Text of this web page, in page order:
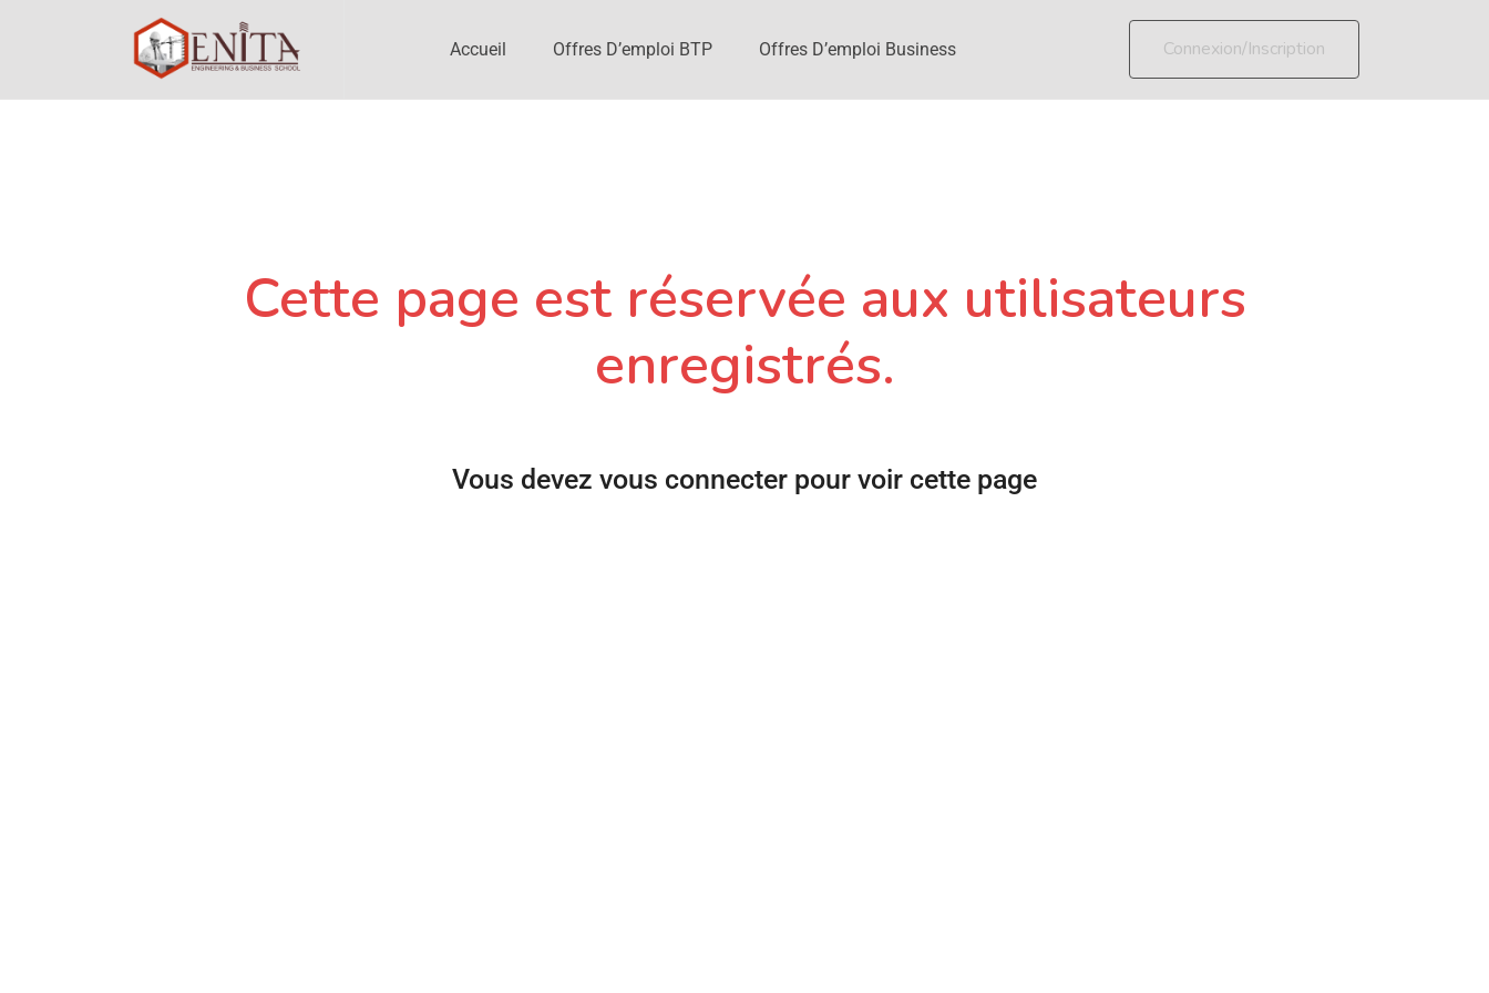
Accueil Offres D’emploi BTP Offres D’emploi Business Connexion/Inscription
Cette page est réservée aux utilisateurs
enregistrés.
Vous devez vous connecter pour voir cette page